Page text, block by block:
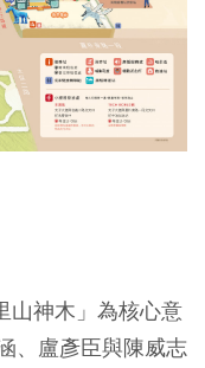
山神木 」為核心意
、盧彥臣與陳威志